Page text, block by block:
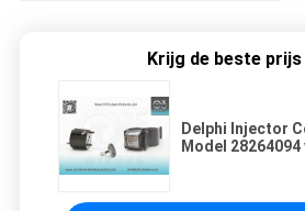
Krijg de beste
Delphi Injector
Model